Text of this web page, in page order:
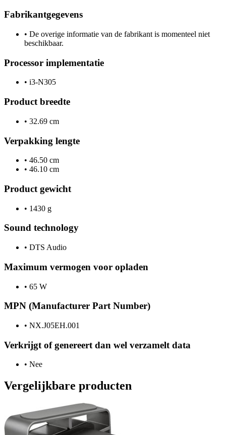
Fabrikantgegevens
• De overige informatie van de fabrikant is momenteel niet
beschikbaar.
Processor implementatie
• i3-N305
Product breedte
• 32.69 cm
Verpakking lengte
• 46.50 cm
• 46.10 cm
Product gewicht
• 1430 g
Sound technology
• DTS Audio
Maximum vermogen voor opladen
• 65 W
MPN (Manufacturer Part Number)
• NX.J05EH.001
Verkrijgt of genereert dan wel verzamelt data
• Nee
Vergelijkbare producten